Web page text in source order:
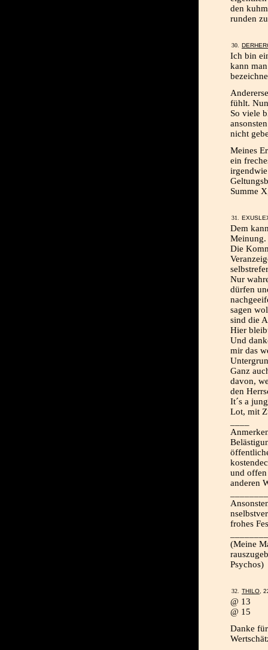
den
runden
Ich bin
kann
fühlt.
So viele
nicht
Meines
ein
Summe
Dem
Meinung.
Die
Nur
dürfen
sagen
sind die
Hier
Und
mir das
Ganz
davon,
den
It´s a
Lot, mit
und
anderen
frohes
(Meine
Psychos)
THILO ,
@ 13
@ 15
Danke